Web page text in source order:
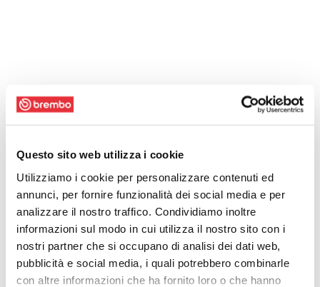
Questo sito web utilizza i cookie
Utilizziamo i cookie per personalizzare contenuti ed
annunci, per fornire funzionalità dei social media e per
analizzare il nostro traffico. Condividiamo inoltre
informazioni sul modo in cui utilizza il nostro sito con i
nostri partner che si occupano di analisi dei dati web,
pubblicità e social media, i quali potrebbero combinarle
con altre informazioni che ha fornito loro o che hanno